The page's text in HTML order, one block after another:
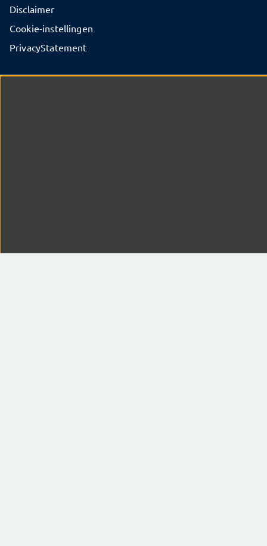
Disclaimer
Cookie-instellingen
PrivacyStatement